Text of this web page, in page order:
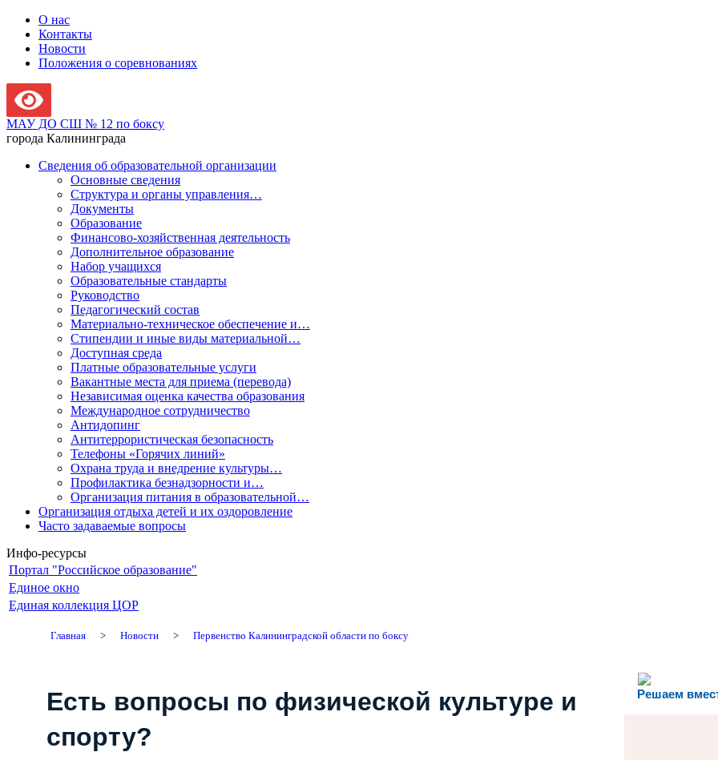
О нас
Контакты
Новости
Положения о соревнованиях
МАУ ДО СШ № 12 по боксу
города Калининграда
Сведения об образовательной организации
Основные сведения
Структура и органы управления…
Документы
Образование
Финансово-хозяйственная деятельность
Дополнительное образование
Набор учащихся
Образовательные стандарты
Руководство
Педагогический состав
Материально-техническое обеспечение и…
Стипендии и иные виды материальной…
Доступная среда
Платные образовательные услуги
Вакантные места для приема (перевода)
Независимая оценка качества образования
Международное сотрудничество
Антидопинг
Антитеррористическая безопасность
Телефоны «Горячих линий»
Охрана труда и внедрение культуры…
Профилактика безнадзорности и…
Организация питания в образовательной…
Организация отдыха детей и их оздоровление
Часто задаваемые вопросы
Инфо-ресурсы
Портал "Российское образование"
Единое окно
Единая коллекция ЦОР
Главная > Новости > Первенство Калининградской области по боксу
Решаем
Есть вопросы по физической культуре и
спорту?